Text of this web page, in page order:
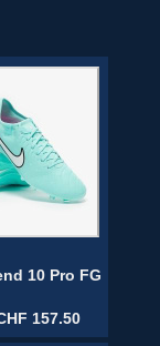
10 Pro FG
157.50